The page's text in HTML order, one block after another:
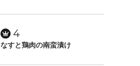
4
なすと鶏肉の南蛮漬け